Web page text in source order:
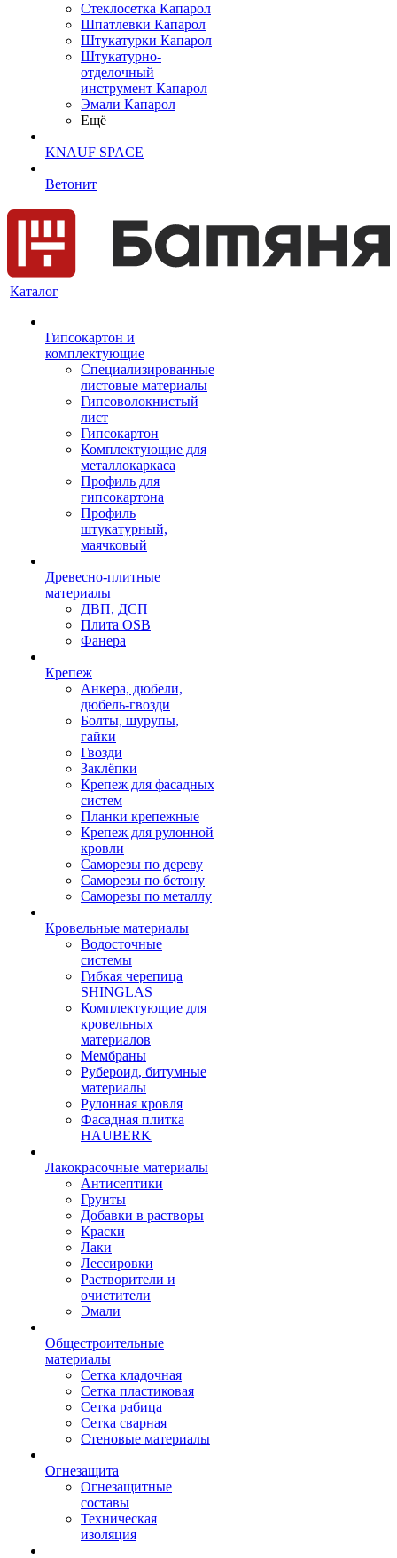
Cтеклосетка Капарол
Шпатлевки Капарол
Штукатурки Капарол
Штукатурно-
отделочный
инструмент Капарол
Эмали Капарол
Ещё
KNAUF SPACE
Ветонит
Каталог
Гипсокартон и
комплектующие
Специализированные
листовые материалы
Гипсоволокнистый
лист
Гипсокартон
Комплектующие для
металлокаркаса
Профиль для
гипсокартона
Профиль
штукатурный,
маячковый
Древесно-плитные
материалы
ДВП, ДСП
Плита OSB
Фанера
Крепеж
Анкера, дюбели,
дюбель-гвозди
Болты, шурупы,
гайки
Гвозди
Заклёпки
Крепеж для фасадных
систем
Планки крепежные
Крепеж для рулонной
кровли
Саморезы по дереву
Саморезы по бетону
Саморезы по металлу
Кровельные материалы
Водосточные
системы
Гибкая черепица
SHINGLAS
Комплектующие для
кровельных
материалов
Мембраны
Рубероид, битумные
материалы
Рулонная кровля
Фасадная плитка
HAUBERK
Лакокрасочные материалы
Антисептики
Грунты
Добавки в растворы
Краски
Лаки
Лессировки
Растворители и
очистители
Эмали
Общестроительные
материалы
Сетка кладочная
Сетка пластиковая
Сетка рабица
Сетка сварная
Стеновые материалы
Огнезащита
Огнезащитные
составы
Техническая
изоляция